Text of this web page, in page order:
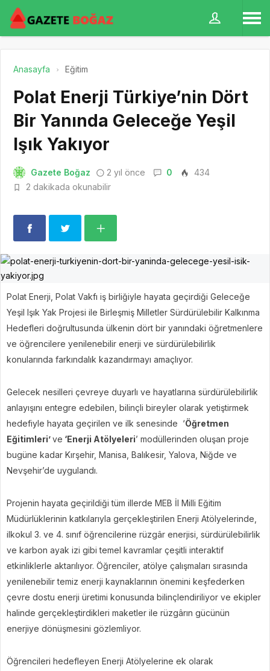
Anasayfa Eğitim
Polat Enerji Türkiye’nin Dört
Bir Yanında Geleceğe Yeşil
Işık Yakıyor
Gazete Boğaz 2 yıl önce 0
434
2 dakikada okunabilir
Polat Enerji, Polat Vakfı iş birliğiyle hayata geçirdiği Geleceğe
Yeşil Işık Yak Projesi ile Birleşmiş Milletler Sürdürülebilir Kalkınma
Hedefleri doğrultusunda ülkenin dört bir yanındaki öğretmenlere
ve öğrencilere yenilenebilir enerji ve sürdürülebilirlik
konularında farkındalık kazandırmayı amaçlıyor.
Gelecek nesilleri çevreye duyarlı ve hayatlarına sürdürülebilirlik
anlayışını entegre edebilen, bilinçli bireyler olarak yetiştirmek
hedefiyle hayata geçirilen ve ilk senesinde ‘Öğretmen
Eğitimleri’ve ‘Enerji Atölyeleri’ modüllerinden oluşan proje
bugüne kadar Kırşehir, Manisa, Balıkesir, Yalova, Niğde ve
Nevşehir’de uygulandı.
Projenin hayata geçirildiği tüm illerde MEB İl Milli Eğitim
Müdürlüklerinin katkılarıyla gerçekleştirilen Enerji Atölyelerinde,
ilkokul 3. ve 4. sınıf öğrencilerine rüzgâr enerjisi, sürdürülebilirlik
ve karbon ayak izi gibi temel kavramlar çeşitli interaktif
etkinliklerle aktarılıyor. Öğrenciler, atölye çalışmaları sırasında
yenilenebilir temiz enerji kaynaklarının önemini keşfederken
çevre dostu enerji üretimi konusunda bilinçlendiriliyor ve ekipler
halinde gerçekleştirdikleri maketler ile rüzgârın gücünün
enerjiye dönüşmesini gözlemliyor.
Öğrencileri hedefleyen Enerji Atölyelerine ek olarak